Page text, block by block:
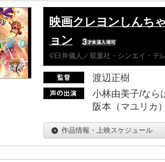
映画クレヨンしんち
ョン
©臼井儀人／双葉社・シンエイ・テ
渡辺正樹
小林由美子/なら
阪本（マユリカ
作品情報・上映スケジュール